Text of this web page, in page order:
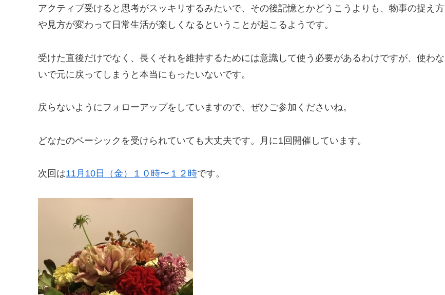
アクティブ受けると思考がスッキリするみたいで、その後記憶とかどうこうよりも、物事の捉え方
や見方が変わって日常生活が楽しくなるということが起こるようです。
受けた直後だけでなく、長くそれを維持するためには意識して使う必要があるわけですが、使わな
いで元に戻ってしまうと本当にもったいないです。
戻らないようにフォローアップをしていますので、ぜひご参加くださいね。
どなたのベーシックを受けられていても大丈夫です。月に1回開催しています。
次回は11月10日（金）１０時〜１２時です。